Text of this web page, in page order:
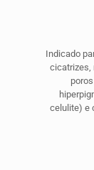
Indicado
cicatrizes,
celulite) e